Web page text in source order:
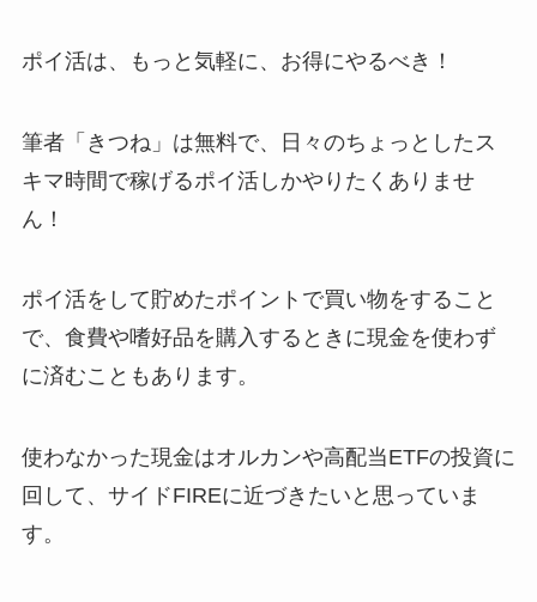
ポイ活は、もっと気軽に、お得にやるべき！
筆者「きつね」は無料で、日々のちょっとしたス
キマ時間で稼げるポイ活しかやりたくありませ
ん！
ポイ活をして貯めたポイントで買い物をすること
で、食費や嗜好品を購入するときに現金を使わず
に済むこともあります。
使わなかった現金はオルカンや高配当ETFの投資に
回して、サイドFIREに近づきたいと思っていま
す。